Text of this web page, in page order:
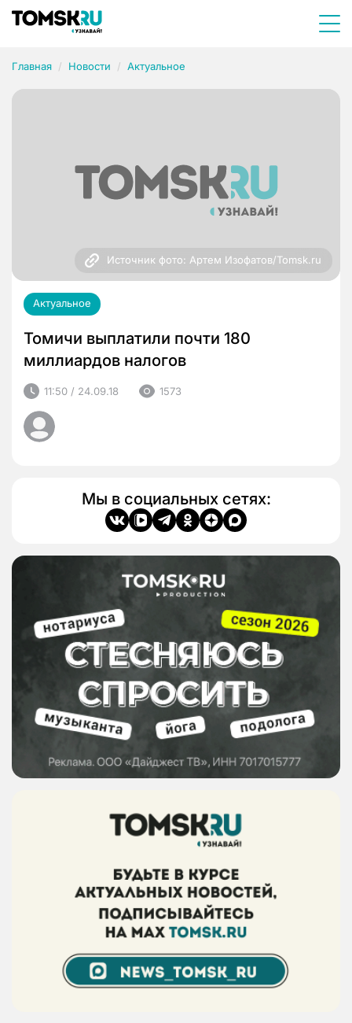
Главная Новости Актуальное
Источник фото: Артем Изофатов/Tomsk.ru
Актуальное
Томичи выплатили почти 180
миллиардов налогов
11:50 / 24.09.18 1573
Мы в социальных сетях: